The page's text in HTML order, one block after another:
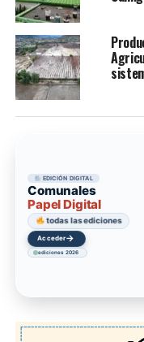
EDICIÓN DIGITAL
Comunales
Papel Digital
todas las ediciones
Acceder→
ediciones 2026